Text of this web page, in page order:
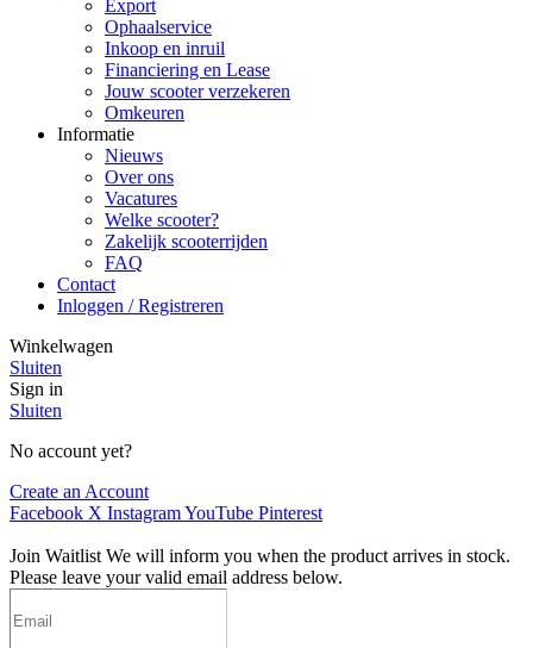
Export
Ophaalservice
Inkoop en inruil
Financiering en Lease
Jouw scooter verzekeren
Omkeuren
Informatie
Nieuws
Over ons
Vacatures
Welke scooter?
Zakelijk scooterrijden
FAQ
Contact
Inloggen / Registreren
Winkelwagen
Sluiten
Sign in
Sluiten
No account yet?
Create an Account
Facebook X InstagramYouTube Pinterest
Join Waitlist We will inform you when the product arrives in stock.
Please leave your valid email address below.